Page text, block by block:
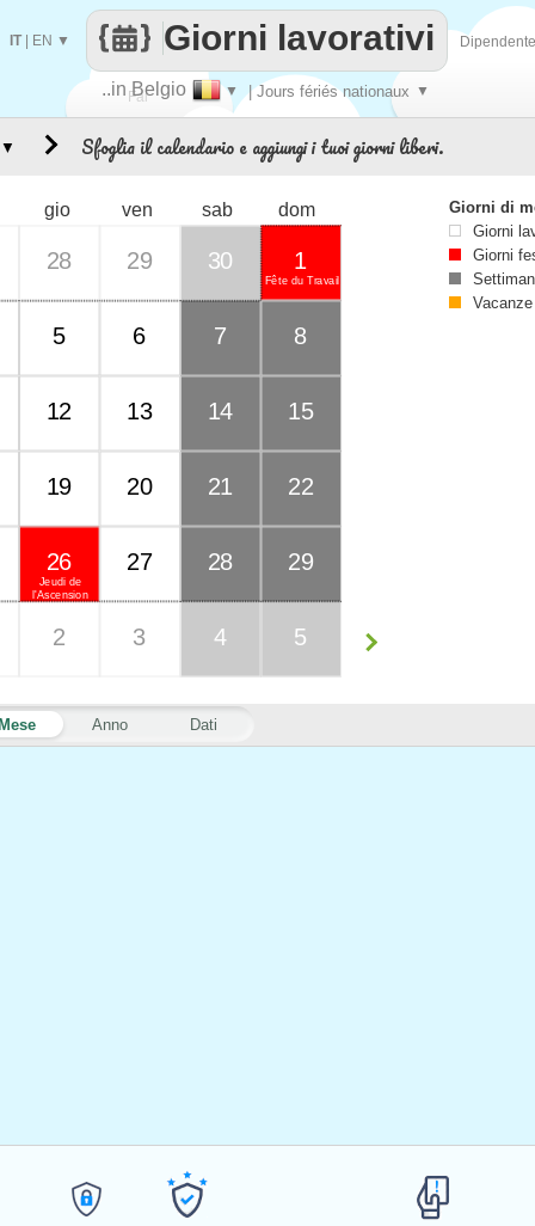
Fai
..in Belgio ▼ | Jours fériés nationaux ▼
Giorni lavorativi
IT| EN ▼
Sfoglia il calendario e aggiungi i tuoi giorni liberi.
Anno Dati
gio ven sab dom
28 29 30
Fête du Travail
1
5 6 7 8
12 13 14 15
19 20 21 22
Jeudi de
l'Ascension
26 27 28 29
2 3 4 5
▼
Giorni di
Giorni
Giorni
Vacanze